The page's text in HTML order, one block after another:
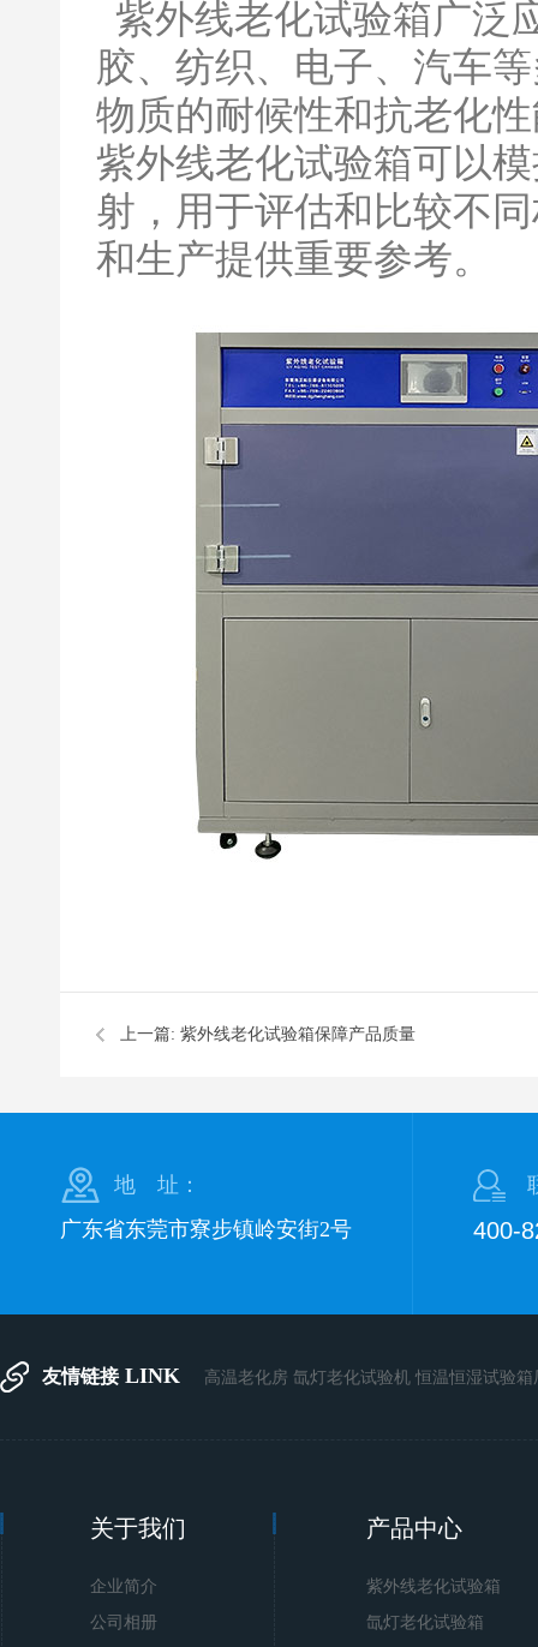
紫外线老化试验箱广泛
胶、纺织、电子、汽车
物质的耐候性和抗老化
紫外线老化试验箱可以
射，用于评估和比较不
和生产提供重要参考。
上一篇: 紫外线老化试验箱保障产品质量
地 址：
广东省东莞市寮步镇岭安街2号
400-
友情链接 LINK 高温老化房 氙灯老化试验机 恒温恒湿试验箱
关于我们
企业简介
公司相册
产品中心
紫外线老化试验箱
氙灯老化试验箱